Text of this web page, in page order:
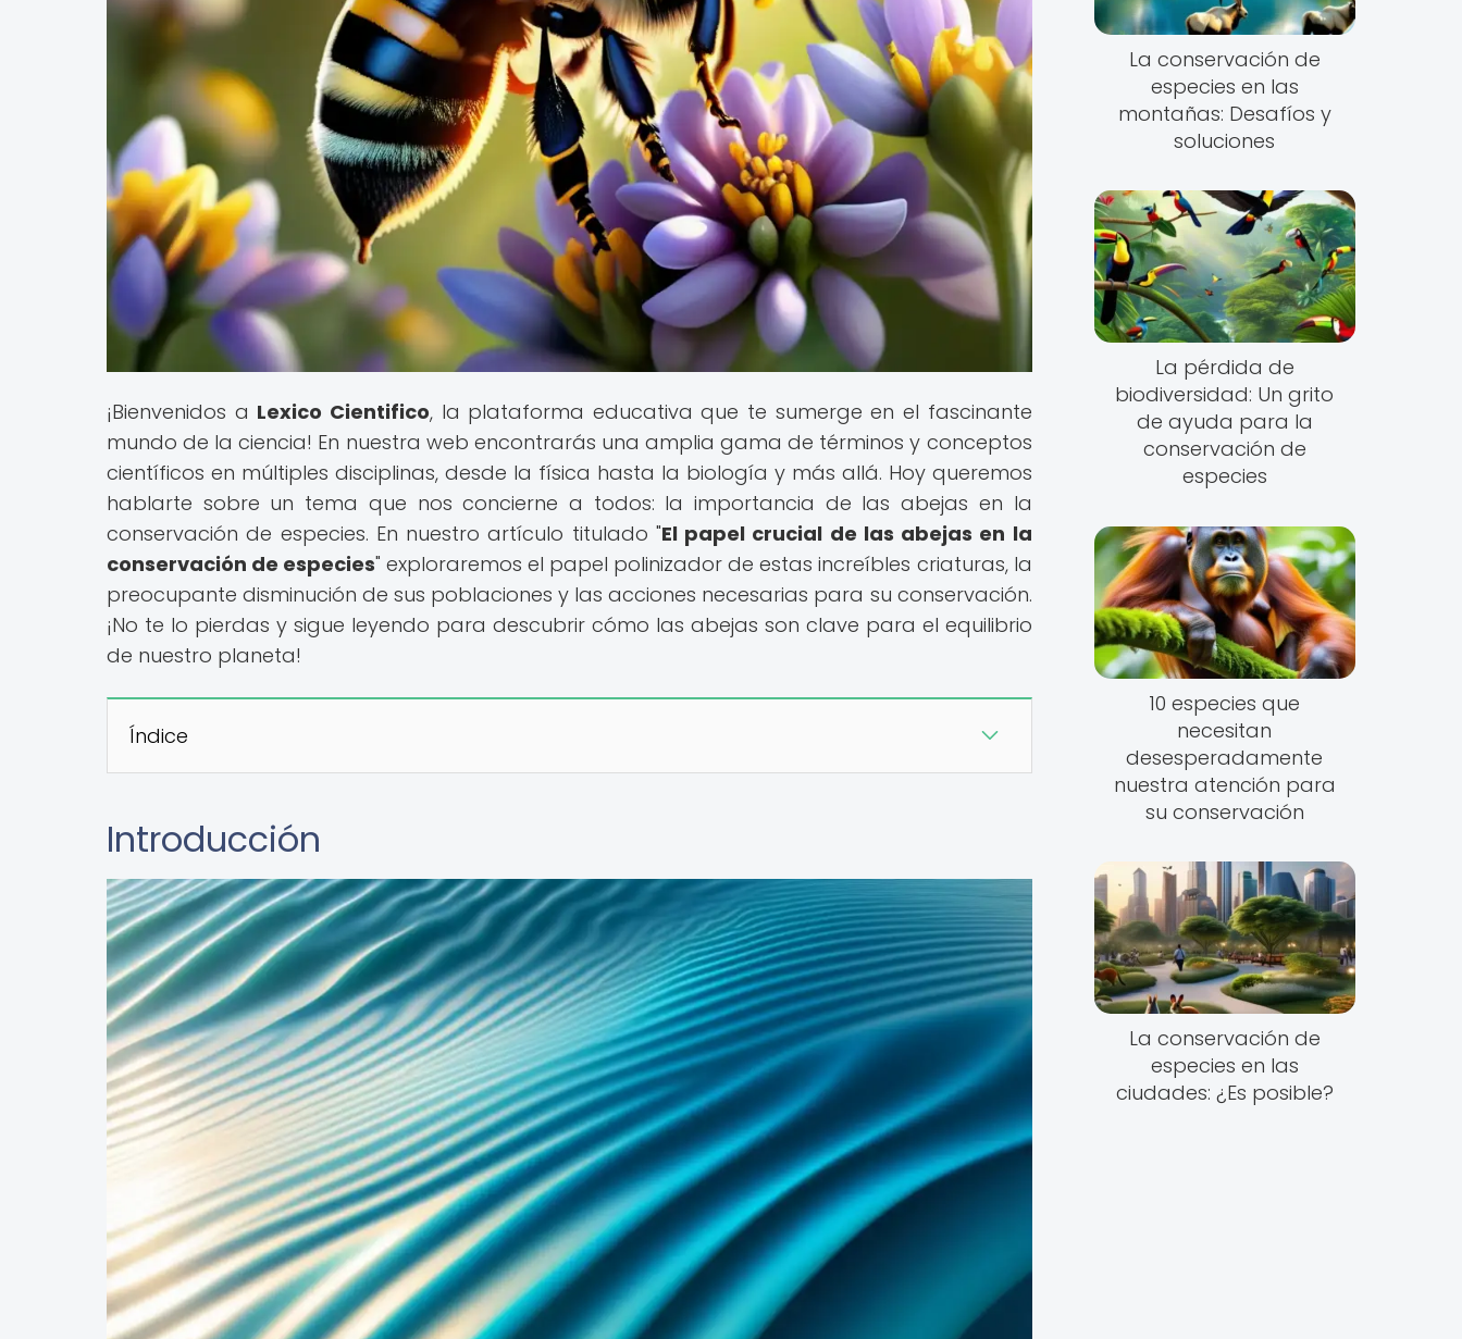
¡Bienvenidos a Lexico Cientifico, la plataforma educativa que te sumerge en el fascinante
mundo de la ciencia! En nuestra web encontrarás una amplia gama de términos y conceptos
científicos en múltiples disciplinas, desde la física hasta la biología y más allá. Hoy queremos
hablarte sobre un tema que nos concierne a todos: la importancia de las abejas en la
conservación de especies. En nuestro artículo titulado "El papel crucial de las abejas en la
conservación de especies" exploraremos el papel polinizador de estas increíbles criaturas, la
preocupante disminución de sus poblaciones y las acciones necesarias para su conservación.
¡No te lo pierdas y sigue leyendo para descubrir cómo las abejas son clave para el equilibrio
de nuestro planeta!
Índice
Introducción
La conservación de
especies en las
montañas: Desafíos y
soluciones
La pérdida de
biodiversidad: Un grito
de ayuda para la
conservación de
especies
10 especies que
necesitan
desesperadamente
nuestra atención para
su conservación
La conservación de
especies en las
ciudades: ¿Es posible?